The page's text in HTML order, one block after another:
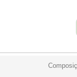
pode ser utilizado
que não ataca
borrachas. Não é
pisos tratados
produto com bio
deixando no ar